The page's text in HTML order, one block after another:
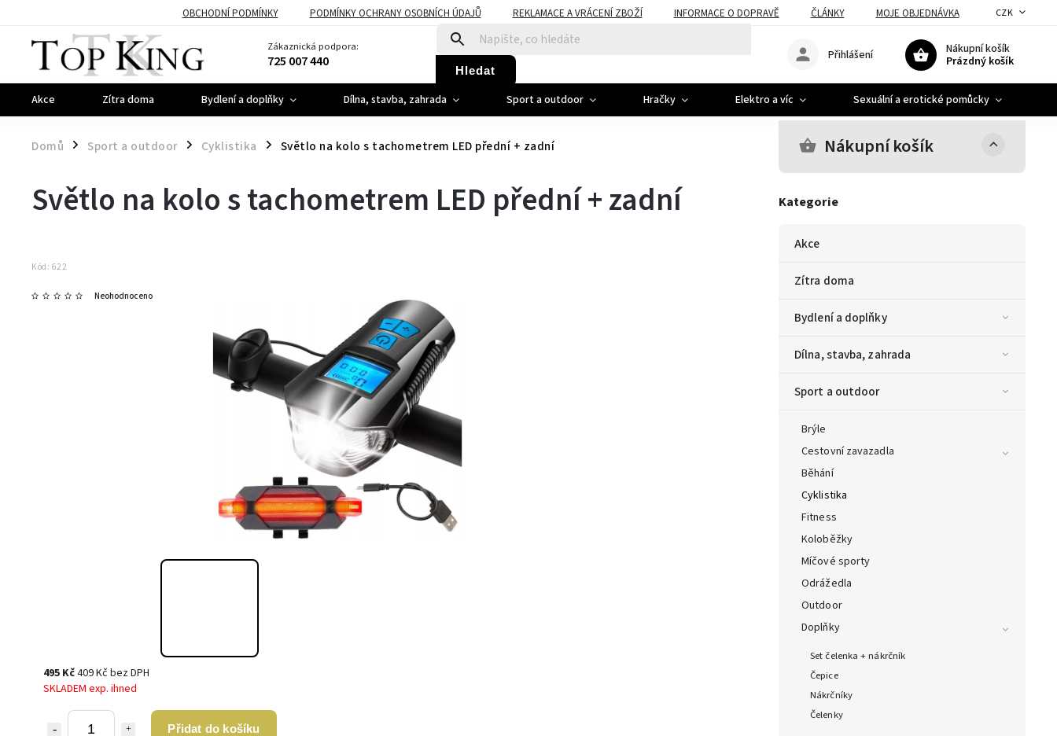
OBCHODNÍ PODMÍNKY PODMÍNKY OCHRANY OSOBNÍCH ÚDAJŮ REKLAMACE A VRÁCENÍ ZBOŽÍ INFORMACE O DOPRAVĚ ČLÁNKY MOJE OBJEDNÁVKA CZK
Zákaznická podpora:
725 007 440 Hledat
Nákupní košík
Prázdný košík
Přihlášení
Akce Zítra doma Bydlení a doplňky Dílna, stavba, zahrada Sport a outdoor Hračky Elektro a víc Sexuální a erotické pomůcky
Domů / Sport a outdoor / Cyklistika / Světlo na kolo s tachometrem LED přední + zadní Nákupní košík
Kategorie
Akce
Zítra doma
Bydlení a doplňky
Dílna, stavba, zahrada
Sport a outdoor
Brýle
Cestovní zavazadla
Běhání
Cyklistika
Fitness
Koloběžky
Míčové sporty
Odrážedla
Outdoor
Doplňky
Set čelenka + nákrčník
Čepice
Nákrčníky
Čelenky
Světlo na kolo s tachometrem LED přední + zadní
Kód: 622
Neohodnoceno
495 Kč409 Kč bez DPH
SKLADEM exp. ihned
Přidat do košíku